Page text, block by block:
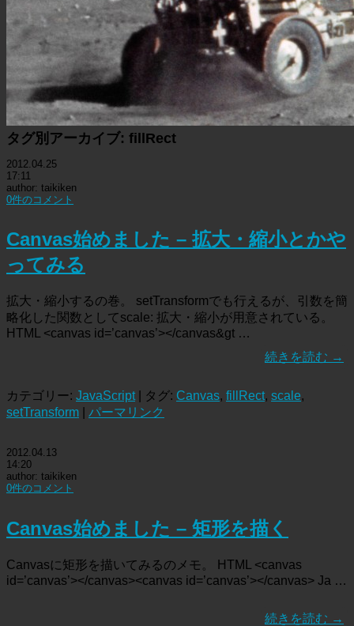
タグ別アーカイブ: fillRect
2012.04.25
17:11
author: taikiken
0件のコメント
Canvas始めました – 拡大・縮小とかや
ってみる
拡大・縮小するの巻。 setTransformでも行えるが、引数を簡
略化した関数としてscale: 拡大・縮小が用意されている。
HTML <canvas id=’canvas’></canvas&gt …
続きを読む →
カテゴリー: JavaScript| タグ: Canvas, fillRect, scale,
setTransform
パーマリンク
2012.04.13
14:20
author: taikiken
0件のコメント
Canvas始めました – 矩形を描く
Canvasに矩形を描いてみるのメモ。 HTML <canvas
id=’canvas’></canvas><canvas id=’canvas’></canvas> Ja …
続きを読む →